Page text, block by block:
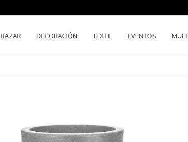
BAZAR DECORACIÓN TEXTIL EVENTOS